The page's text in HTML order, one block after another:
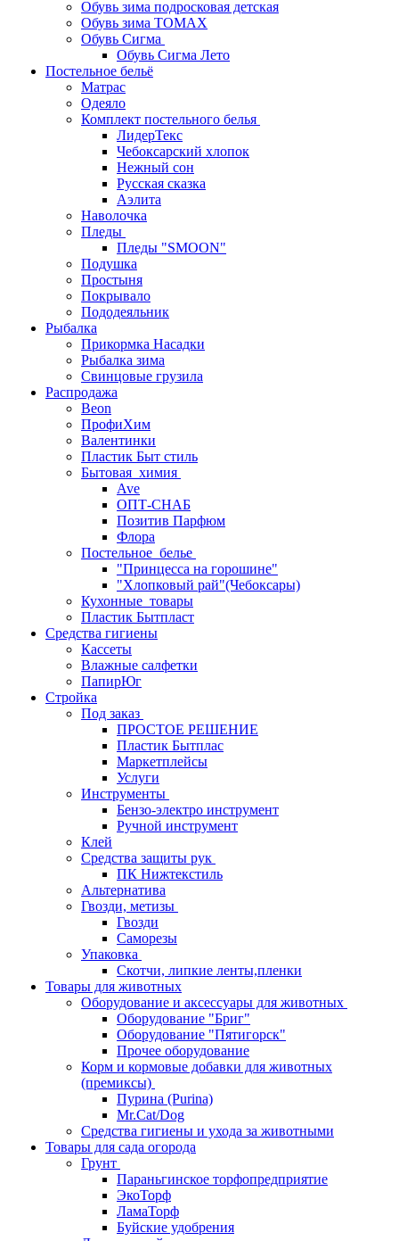
Обувь зима подросковая детская
Обувь зима ТОМАХ
Обувь Сигма
Обувь Сигма Лето
Постельное бельё
Матрас
Одеяло
Комплект постельного белья
ЛидерТекс
Чебоксарский хлопок
Нежный сон
Русская сказка
Аэлита
Наволочка
Пледы
Пледы "SMOON"
Подушка
Простыня
Покрывало
Пододеяльник
Рыбалка
Прикормка Насадки
Рыбалка зима
Свинцовые грузила
Распродажа
Beon
ПрофиХим
Валентинки
Пластик Быт стиль
Бытовая_химия
Ave
ОПТ-СНАБ
Позитив Парфюм
Флора
Постельное_белье
"Принцесса на горошине"
"Хлопковый рай"(Чебоксары)
Кухонные_товары
Пластик Бытпласт
Средства гигиены
Кассеты
Влажные салфетки
ПапирЮг
Стройка
Под заказ
ПРОСТОЕ РЕШЕНИЕ
Пластик Бытплас
Маркетплейсы
Услуги
Инструменты
Бензо-электро инструмент
Ручной инструмент
Клей
Средства защиты рук
ПК Нижтекстиль
Альтернатива
Гвозди, метизы
Гвозди
Саморезы
Упаковка
Скотчи, липкие ленты,пленки
Товары для животных
Оборудование и аксессуары для животных
Оборудование "Бриг"
Оборудование "Пятигорск"
Прочее оборудование
Корм и кормовые добавки для животных
(премиксы)
Пурина (Purina)
Mr.Cat/Dog
Средства гигиены и ухода за животными
Товары для сада огорода
Грунт
Параньгинское торфопредприятие
ЭкоТорф
ЛамаТорф
Буйские удобрения